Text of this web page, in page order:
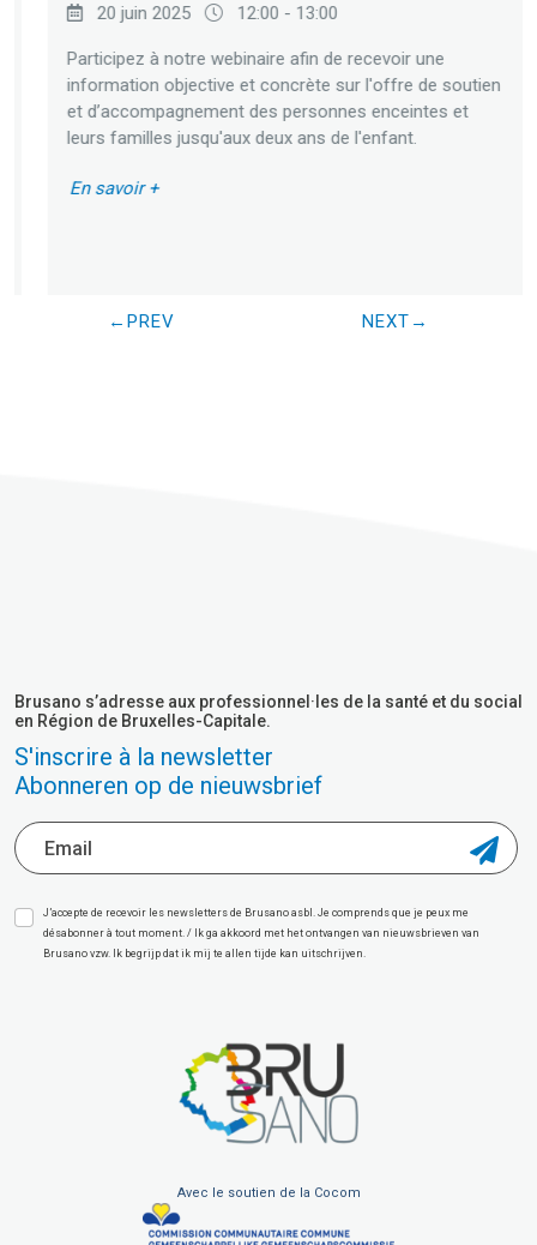
20 juin 2025 12:00 - 13:00
Participez à notre webinaire afin de recevoir une
information objective et concrète sur l'offre de soutien
et d’accompagnement des personnes enceintes et
leurs familles jusqu'aux deux ans de l'enfant.
En savoir +
PREV NEXT
Brusano s’adresse aux professionnel·les de la santé et du social
en Région de Bruxelles-Capitale.
S'inscrire à la newsletter
Abonneren op de nieuwsbrief
J’accepte de recevoir les newsletters de Brusano asbl. Je comprends que je peux me
désabonner à tout moment. / Ik ga akkoord met het ontvangen van nieuwsbrieven van
Brusano vzw. Ik begrijp dat ik mij te allen tijde kan uitschrijven.
Avec le soutien de la Cocom